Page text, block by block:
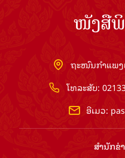
ໜັງສືພິ
ຖະໜົນກຳແພງ
ໂທລະສັບ:
ອີເມວ:
ສຳ​ນັກ​ຂ່